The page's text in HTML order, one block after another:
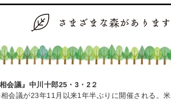
会議』中川十郎25・3・2２
会議が23年11月以来1年半ぶりに開催される。米